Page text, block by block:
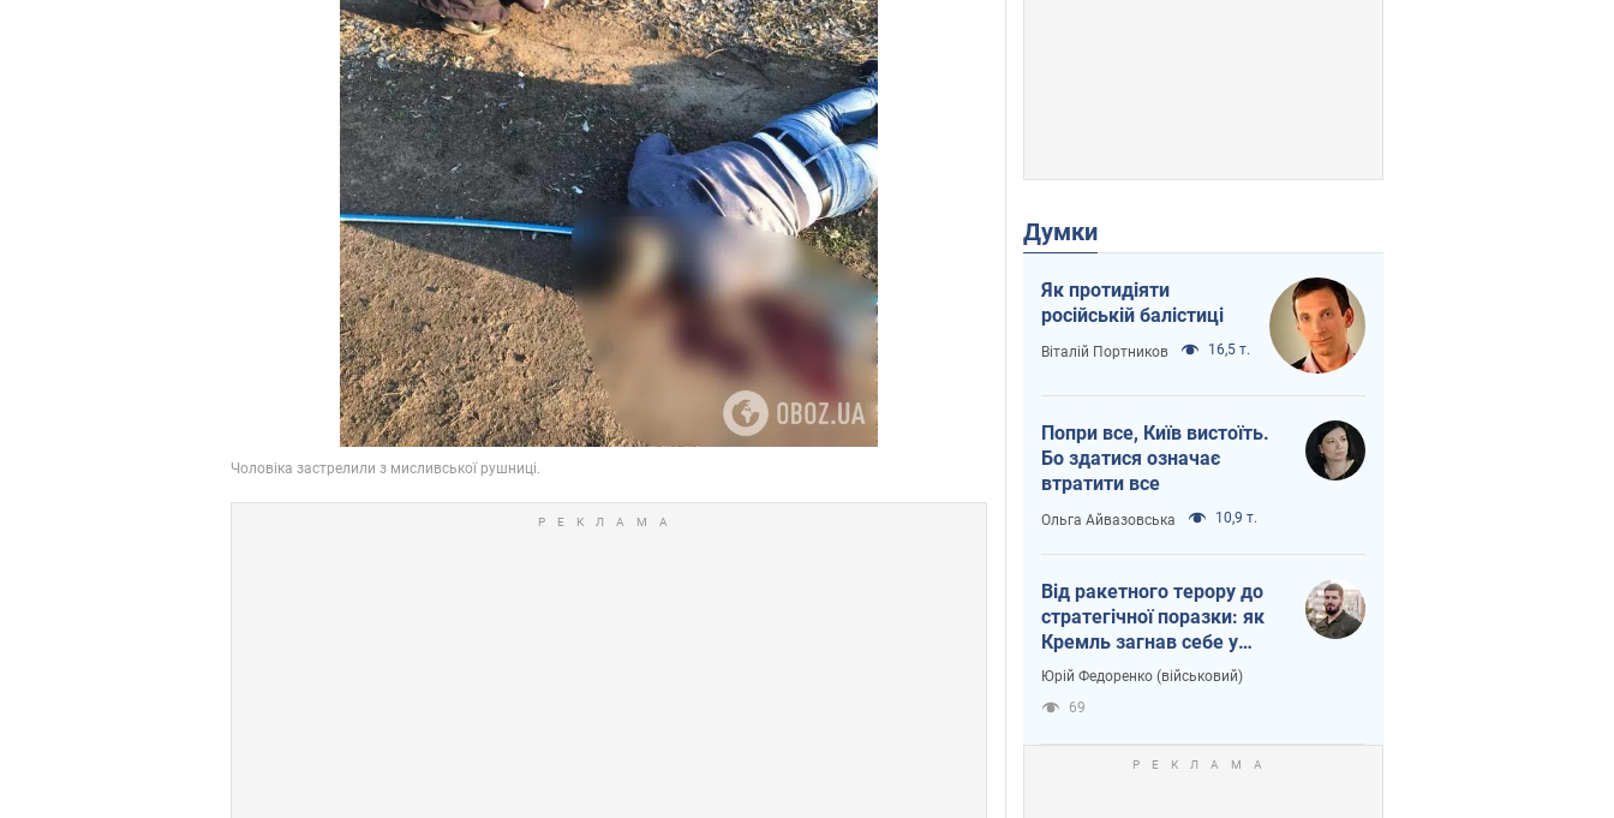
Думки
Як протидіяти
російській балістиці
Віталій Портников 16,5 т.
Попри все, Київ вистоїть.
Бо здатися означає
втратити все
Ольга Айвазовська 10,9 т.
Від ракетного терору до
стратегічної поразки: як
Кремль загнав себе у
пастку
Юрій Федоренко (військовий)
69